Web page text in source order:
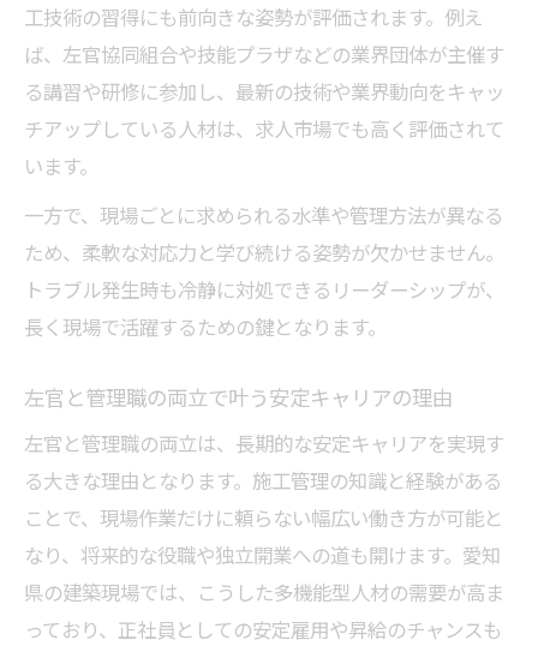
工技術の習得にも前向きな姿勢が評価されます。例え
ば、左官協同組合や技能プラザなどの業界団体が主催す
る講習や研修に参加し、最新の技術や業界動向をキャッ
チアップしている人材は、求人市場でも高く評価されて
います。
一方で、現場ごとに求められる水準や管理方法が異なる
ため、柔軟な対応力と学び続ける姿勢が欠かせません。
トラブル発生時も冷静に対処できるリーダーシップが、
長く現場で活躍するための鍵となります。
左官と管理職の両立で叶う安定キャリアの理由
左官と管理職の両立は、長期的な安定キャリアを実現す
る大きな理由となります。施工管理の知識と経験がある
ことで、現場作業だけに頼らない幅広い働き方が可能と
なり、将来的な役職や独立開業への道も開けます。愛知
県の建築現場では、こうした多機能型人材の需要が高ま
っており、正社員としての安定雇用や昇給のチャンスも